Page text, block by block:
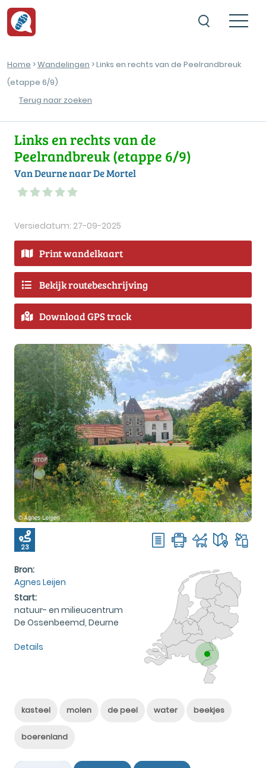
Home >Wandelingen > Links en rechts van de Peelrandbreuk
(etappe 6/9)
Terug naar zoeken
Links en rechts van de
Peelrandbreuk (etappe 6/9)
Van Deurne naar De Mortel
Versiedatum: 27-09-2025
Print wandelkaart
Bekijk routebeschrijving
Download GPS track
23
KM
Bron:
Agnes Leijen
Start:
natuur- en milieucentrum
De Ossenbeemd, Deurne
Details
kasteel molen de peel water beekjes
boerenland